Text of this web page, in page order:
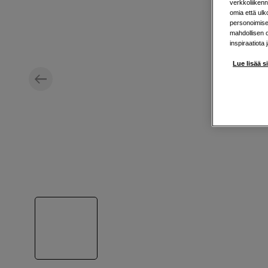
omia että
mahdollisen
inspiraatiota
Lue lisää